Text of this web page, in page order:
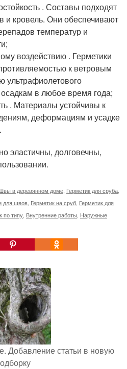
. Составы подходят
и кровель. Они обеспечивают
температур и
воздействию . Герметики
к ветровым
ультрафиолетового
в любое время года;
. Материалы устойчивы к
деформациям и усадке
эластичны, долговечны,
в деревянном доме Герметик для сруба
для швов Герметик на сруб Герметик для
по типу Внутренние работы Наружные
Добавление статьи в новую